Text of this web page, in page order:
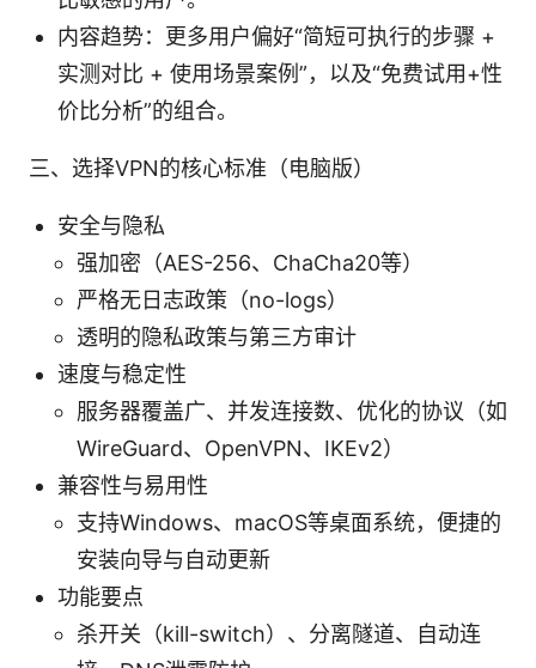
内容趋势：更多用户偏好“简短可执行的步骤 +
实测对比 + 使用场景案例”，以及“免费试用+性
价比分析”的组合。
三、选择VPN的核心标准（电脑版）
安全与隐私
强加密（AES-256、ChaCha20等）
严格无日志政策（no-logs）
透明的隐私政策与第三方审计
速度与稳定性
服务器覆盖广、并发连接数、优化的协议（如
WireGuard、OpenVPN、IKEv2）
兼容性与易用性
支持Windows、macOS等桌面系统，便捷的
安装向导与自动更新
功能要点
杀开关（kill-switch）、分离隧道、自动连